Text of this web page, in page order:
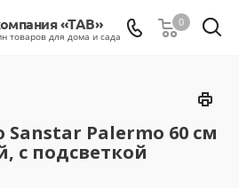
0
Palermo 60 см
с подсветкой